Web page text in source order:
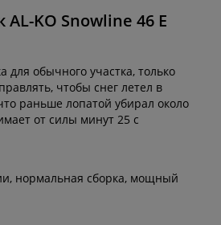
KO Snowline 46 E
обычного участка, только
чтобы снег летел в
раньше лопатой убирал около
от силы минут 25 с
нормальная сборка, мощный